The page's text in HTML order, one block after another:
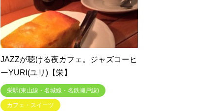
JAZZが聴ける夜カフェ。ジャズコーヒ
ーYURI(ユリ)【栄】
栄駅(東山線・名城線・名鉄瀬戸線)
カフェ・スイーツ